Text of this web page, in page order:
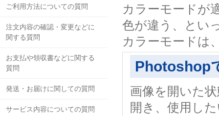
カラーモードが
色が違う、とい
カラーモードは
Photoshop
画像を開いた
開き、使用し
ご利用方法についての質問
注文内容の確認・変更などに
関する質問
お支払や領収書などに関する
質問
発送・お届けに関しての質問
サービス内容についての質問